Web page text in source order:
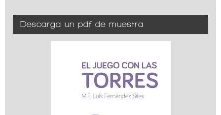
Descarga un pdf de muestra